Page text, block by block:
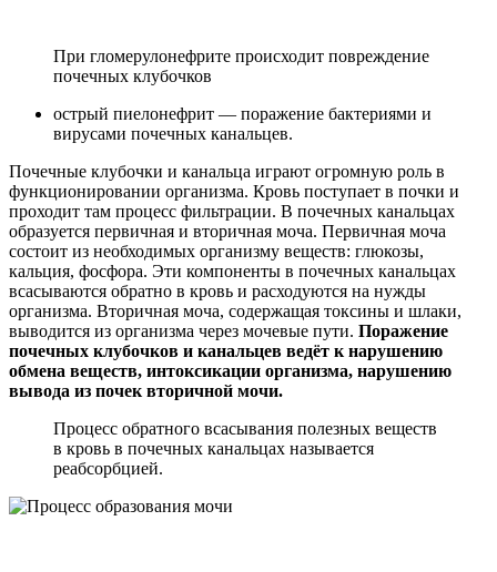
При гломерулонефрите происходит повреждение
почечных клубочков
острый пиелонефрит — поражение бактериями и
вирусами почечных канальцев.
Почечные клубочки и канальца играют огромную роль в
функционировании организма. Кровь поступает в почки и
проходит там процесс фильтрации. В почечных канальцах
образуется первичная и вторичная моча. Первичная моча
состоит из необходимых организму веществ: глюкозы,
кальция, фосфора. Эти компоненты в почечных канальцах
всасываются обратно в кровь и расходуются на нужды
организма. Вторичная моча, содержащая токсины и шлаки,
выводится из организма через мочевые пути. Поражение
почечных клубочков и канальцев ведёт к нарушению
обмена веществ, интоксикации организма, нарушению
вывода из почек вторичной мочи.
Процесс обратного всасывания полезных веществ
в кровь в почечных канальцах называется
реабсорбцией.